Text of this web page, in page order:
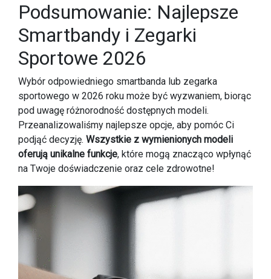
Podsumowanie: Najlepsze
Smartbandy i Zegarki
Sportowe 2026
Wybór odpowiedniego smartbanda lub zegarka
sportowego w 2026 roku może być wyzwaniem, biorąc
pod uwagę różnorodność dostępnych modeli.
Przeanalizowaliśmy najlepsze opcje, aby pomóc Ci
podjąć decyzję. Wszystkie z wymienionych modeli
oferują unikalne funkcje, które mogą znacząco wpłynąć
na Twoje doświadczenie oraz cele zdrowotne!